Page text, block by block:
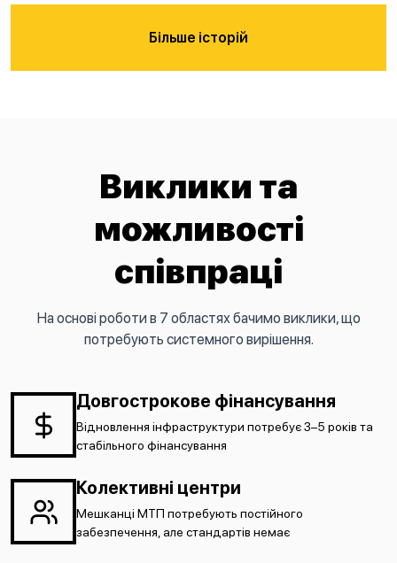
Більше історій
Виклики та
можливості
співпраці
На основі роботи в 7 областях бачимо виклики, що
потребують системного вирішення.
Довгострокове фінансування
Відновлення інфраструктури потребує 3–5 років та
стабільного фінансування
Колективні центри
Мешканці МТП потребують постійного
забезпечення, але стандартів немає